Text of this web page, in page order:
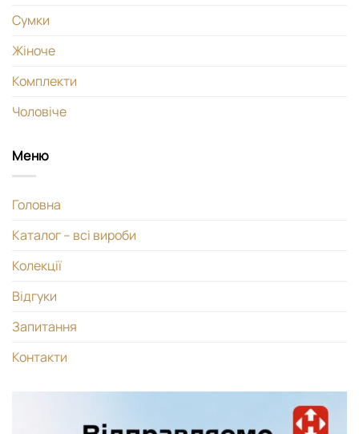
Сумки
Жіноче
Комплекти
Чоловіче
Меню
Головна
Каталог – всі вироби
Колекції
Відгуки
Запитання
Контакти